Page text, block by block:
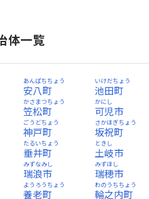
体一覧
安八町
あんぱちちょう
池田町
いけだちょう
笠松町
かさまつちょう
可児市
かにし
神戸町
ごうどちょう
坂祝町
さかほぎちょう
垂井町
たるいちょう
土岐市
ときし
瑞浪市
みずなみし
瑞穂市
みずほし
養老町
ようろうちょう
輪之内町
わのうちちょう